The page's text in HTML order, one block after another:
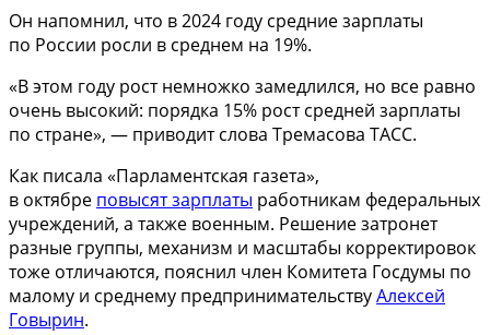
Он напомнил, что в 2024 году средние зарплаты
по России росли в среднем на 19%.
«В этом году рост немножко замедлился, но все равно
очень высокий: порядка 15% рост средней зарплаты
по стране», — приводит слова Тремасова ТАСС.
Как писала «Парламентская газета»,
в октябре повысят зарплаты работникам федеральных
учреждений, а также военным. Решение затронет
разные группы, механизм и масштабы корректировок
тоже отличаются, пояснил член Комитета Госдумы по
малому и среднему предпринимательствуАлексей
Говырин.